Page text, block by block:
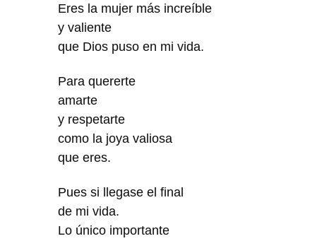
Eres la mujer más increíble
y valiente
que Dios puso en mi vida.
Para quererte
amarte
y respetarte
como la joya valiosa
que eres.
Pues si llegase el final
de mi vida.
Lo único importante